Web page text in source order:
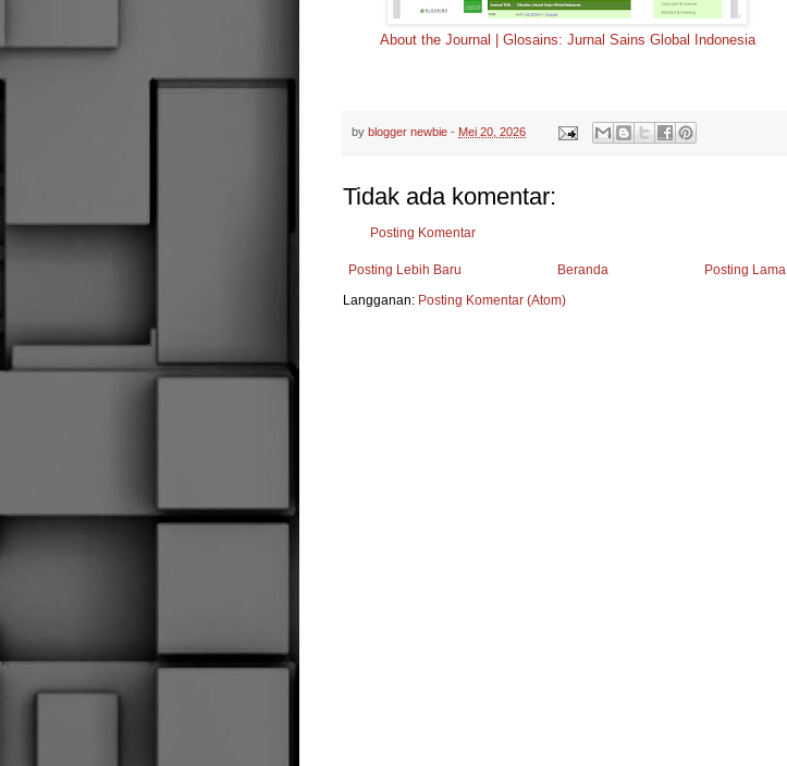
About the Journal | Glosains: Jurnal Sains Global Indonesia
by blogger newbie - Mei 20, 2026
Tidak ada komentar:
Posting Komentar
Posting Lebih Baru Posting Lama
Beranda
Langganan: Posting Komentar (Atom)